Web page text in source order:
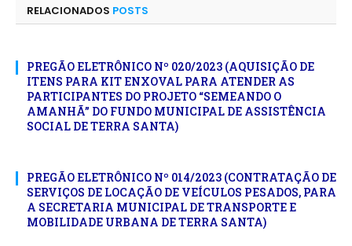
RELACIONADOS POSTS
PREGÃO ELETRÔNICO Nº 020/2023 (AQUISIÇÃO DE
ITENS PARA KIT ENXOVAL PARA ATENDER AS
PARTICIPANTES DO PROJETO “SEMEANDO O
AMANHÃ” DO FUNDO MUNICIPAL DE ASSISTÊNCIA
SOCIAL DE TERRA SANTA)
PREGÃO ELETRÔNICO Nº 014/2023 (CONTRATAÇÃO DE
SERVIÇOS DE LOCAÇÃO DE VEÍCULOS PESADOS, PARA
A SECRETARIA MUNICIPAL DE TRANSPORTE E
MOBILIDADE URBANA DE TERRA SANTA)